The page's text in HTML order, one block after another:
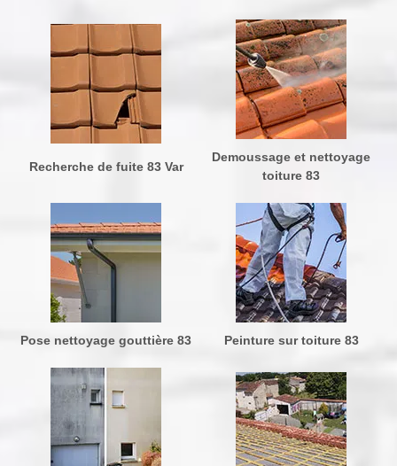
Recherche de fuite 83 Var
Demoussage et nettoyage
toiture 83
Pose nettoyage gouttière 83 Peinture sur toiture 83